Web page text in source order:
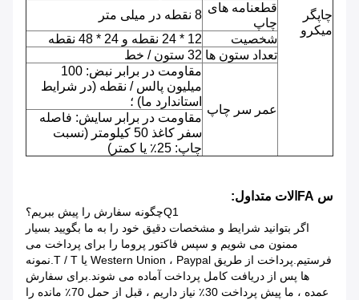
چاپگر
میکرو
قطعنامه های
چاپ
8 نقطه در میلی متر
شخصیت
12 * 24 نقطه و 24 * 48 نقطه
تعداد ستون ها 32 ستون / خط
عمر سر چاپ
مقاومت در برابر نبض: 100
میلیون پالس / نقطه (در شرایط
استاندارد ما) ؛
مقاومت در برابر سایش: فاصله
سفر کاغذ 50 کیلومتر (نسبت
چاپ: 25٪ یا کمتر)
س FAالات متداول:
Q1چگونه سفارش را پیش ببریم؟
اگر بتوانید شرایط و مشخصات دقیق خود را به ما بگویید بسیار
ممنون می شویم و سپس فاکتور پروما را برای پرداخت می
فرستیم.پرداخت از طریق Western Union ، Paypal یا T / T.نمونه
ها پس از دریافت کامل پرداخت آماده می شوند.برای سفارش
عمده ، ما پیش پرداخت 30٪ نیاز داریم ، قبل از حمل 70٪ مانده را